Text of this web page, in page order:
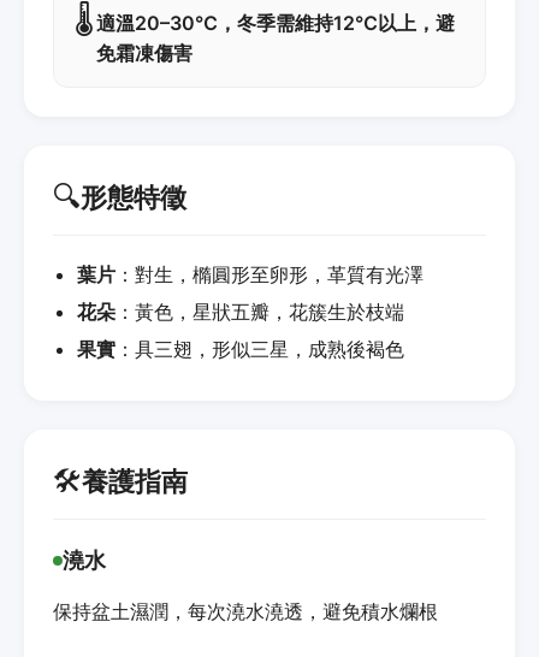
🌡️適溫20–30℃，冬季需維持12℃以上，避
免霜凍傷害
🔍形態特徵
葉片 ：對生，橢圓形至卵形，革質有光澤
花朵 ：黃色，星狀五瓣，花簇生於枝端
果實 ：具三翅，形似三星，成熟後褐色
🛠️養護指南
澆水
保持盆土濕潤，每次澆水澆透，避免積水爛根